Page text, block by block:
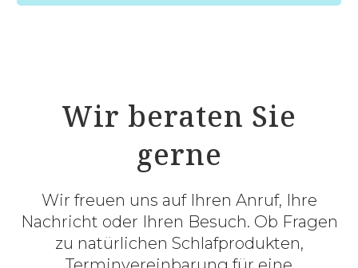
Wir beraten Sie
gerne
Wir freuen uns auf Ihren Anruf, Ihre
Nachricht oder Ihren Besuch. Ob Fragen
zu natürlichen Schlafprodukten,